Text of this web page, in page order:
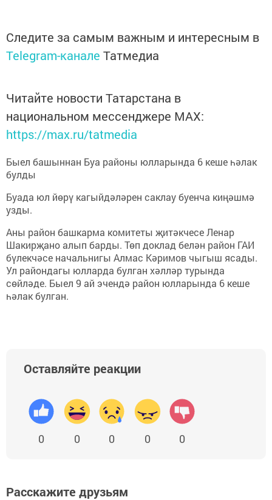
Следите за самым важным и интересным в
Telegram-канале Татмедиа
Читайте новости Татарстана в
национальном мессенджере MАХ:
https://max.ru/tatmedia
Быел башыннан Буа районы юлларында 6 кеше һәлак
булды
Буада юл йөрү кагыйдәләрен саклау буенча киңәшмә
узды.
Аны район башкарма комитеты җитәкчесе Ленар
Шакирҗано алып барды. Төп доклад белән район ГАИ
бүлекчәсе начальнигы Алмас Кәримов чыгыш ясады.
Ул райондагы юлларда булган хәлләр турында
сөйләде. Быел 9 ай эчендә район юлларында 6 кеше
һәлак булган.
Оставляйте реакции
0 0 0 0 0
Расскажите друзьям